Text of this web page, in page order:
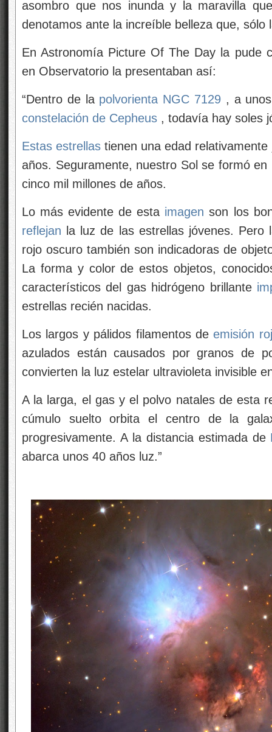
asombro que nos inunda y la maravilla
denotamos ante la increíble belleza que, sólo
En Astronomía Picture Of The Day la pude
en Observatorio la presentaban así:
“Dentro de la polvorienta NGC 7129 , a
constelación de Cepheus , todavía hay soles
Estas estrellas tienen una edad
años. Seguramente, nuestro Sol se formó
cinco mil millones de años.
Lo más evidente de esta imagen son los
reflejan la luz de las estrellas jóvenes.
rojo oscuro también son indicadoras de
La forma y color de estos objetos,
característicos del gas hidrógeno brillante
estrellas recién nacidas.
Los largos y pálidos filamentos deemisión
azulados están causados ​​por granos de
convierten la luz estelar ultravioleta invisible
A la larga, el gas y el polvo natales de esta
cúmulo suelto orbita el centro de la
progresivamente. A la distancia estimada de
abarca unos 40 años luz.”